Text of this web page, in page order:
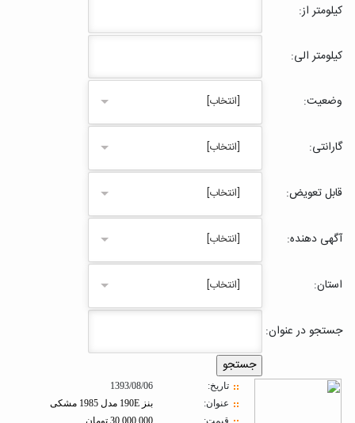
کیلومتر از:
کیلومتر الی:
وضعیت: [انتخاب]
گارانتی: [انتخاب]
قابل تعویض: [انتخاب]
آگهی دهنده: [انتخاب]
استان: [انتخاب]
جستجو در عنوان:
تاريخ:
1393/08/06
عنوان:
بنز 190E مدل 1985 مشکی